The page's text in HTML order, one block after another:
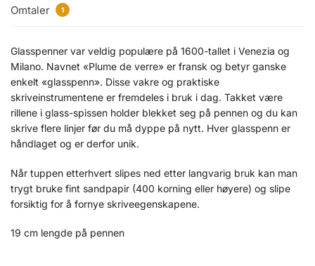
Omtaler 1
Glasspenner var veldig populære på 1600-tallet i Venezia og
Milano. Navnet «Plume de verre» er fransk og betyr ganske
enkelt «glasspenn». Disse vakre og praktiske
skriveinstrumentene er fremdeles i bruk i dag. Takket være
rillene i glass-spissen holder blekket seg på pennen og du kan
skrive flere linjer før du må dyppe på nytt. Hver glasspenn er
håndlaget og er derfor unik.
Når tuppen etterhvert slipes ned etter langvarig bruk kan man
trygt bruke fint sandpapir (400 korning eller høyere) og slipe
forsiktig for å fornye skriveegenskapene.
19 cm lengde på pennen